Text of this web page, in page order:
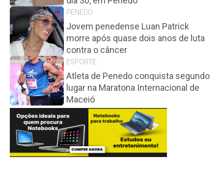
PENEDO
Jovem penedense Luan Patrick
morre após quase dois anos de luta
contra o câncer
ESPORTE
Atleta de Penedo conquista segundo
lugar na Maratona Internacional de
Maceió